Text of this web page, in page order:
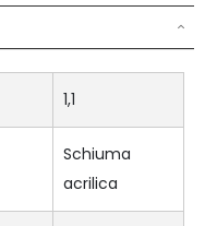
1,1
Schiuma
acrilica